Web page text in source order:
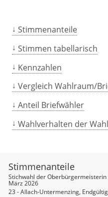
Stimmenanteile
Stimmen tabellarisch
Kennzahlen
Vergleich Wahlraum/
Anteil Briefwähler
Wahlverhalten der
Stimmenanteile
Stichwahl der
März 2026
23 - Allach-Untermenzing,